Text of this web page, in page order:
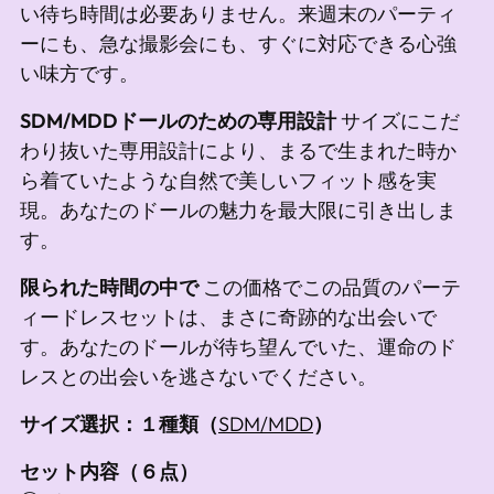
い待ち時間は必要ありません。来週末のパーティ
ーにも、急な撮影会にも、すぐに対応できる心強
い味方です。
SDM/MDDドールのための専用設計サイズにこだ
わり抜いた専用設計により、まるで生まれた時か
ら着ていたような自然で美しいフィット感を実
現。あなたのドールの魅力を最大限に引き出しま
す。
限られた時間の中でこの価格でこの品質のパーテ
ィードレスセットは、まさに奇跡的な出会いで
す。あなたのドールが待ち望んでいた、運命のド
レスとの出会いを逃さないでください。
サイズ選択：１種類（SDM/MDD）
セット内容（６点）